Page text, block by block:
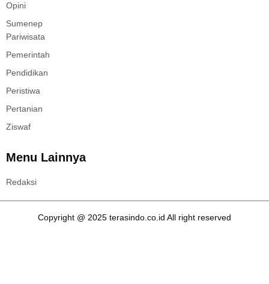
Opini
Sumenep
Pariwisata
Pemerintah
Pendidikan
Peristiwa
Pertanian
Ziswaf
Menu Lainnya
Redaksi
Copyright @ 2025 terasindo.co.id All right reserved